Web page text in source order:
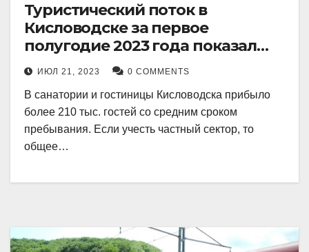
Туристический поток в
Кисловодске за первое
полугодие 2023 года показал
рекордный рост в 21 процент.
ИЮЛ 21, 2023 0 COMMENTS
В санатории и гостиницы Кисловодска прибыло
более 210 тыс. гостей со средним сроком
пребывания. Если учесть частный сектор, то
общее…